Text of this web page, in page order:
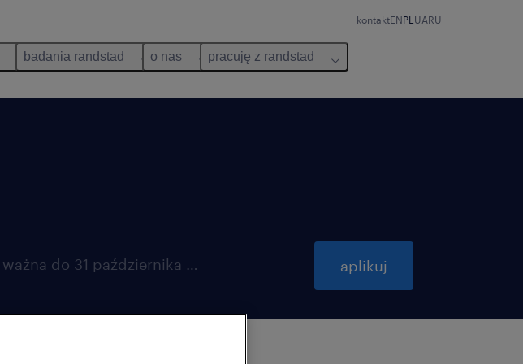
kontaktENPL UARU
badania randstad o nas pracuję z randstad
ważna do 31 października 2026 aplikuj